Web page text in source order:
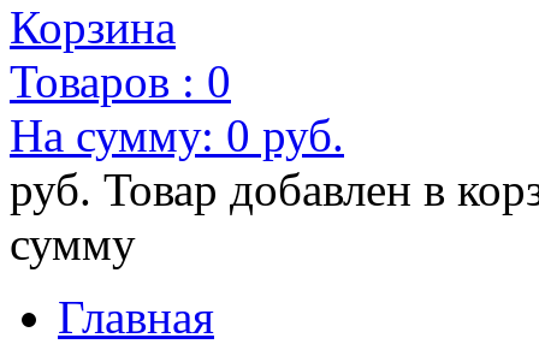
Корзина
Товаров : 0
На сумму: 0 руб.
руб. Товар добавлен в
сумму
Главная